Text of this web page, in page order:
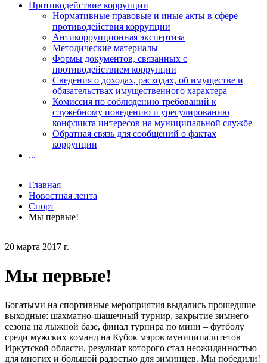
20 марта 2017 г.
Мы первые!
Богатыми на спортивные мероприятия выдались прошедшие
выходные: шахматно-шашечный турнир, закрытие зимнего
сезона на лыжной базе, финал турнира по мини – футболу
среди мужских команд на Кубок мэров муниципалитетов
Иркутской области, результат которого стал неожиданностью
для многих и большой радостью для зиминцев. Мы победили!
Противодействие коррупции
Нормативные правовые и иные акты в сфере
противодействия коррупции
Антикоррупционная экспертиза
Методические материалы
Формы документов, связанных с
противодействием коррупции
Сведения о доходах, расходах, об имуществе и
обязательствах имущественного характера
Комиссия по соблюдению требований к
служебному поведению и урегулированию
конфликта интересов на муниципальной службе
Обратная связь для сообщений о фактах
коррупции
...
Главная
Новостная лента
Спорт
Мы первые!